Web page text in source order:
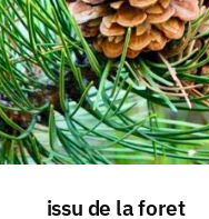
issu de la foret